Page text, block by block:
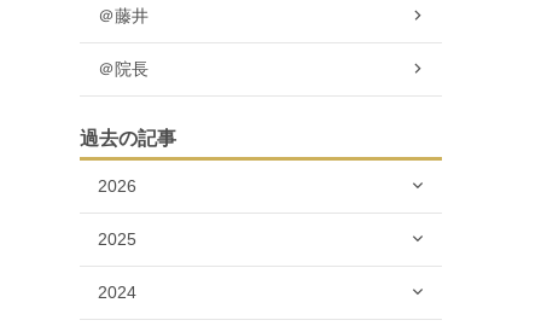
＠藤井
＠院長
過去の記事
2026
2025
2024